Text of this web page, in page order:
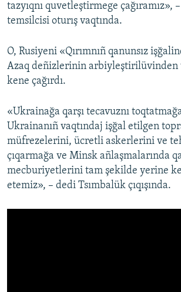
tazyıqnı quvetleştirmege çağıramız»,
temsilcisi oturış vaqtında.
O, Rusiyeni «Qırımnıñ qanunsız
Azaq deñizlerinin arbiyleştirilüvinden
kene çağırdı.
«Ukrainağa qarşı tecavuznı
Ukrainanıñ vaqtındaj işğal etilgen
müfrezelerini, ücretli askerlerini ve
çıqarmağa ve Minsk añlaşmalarında
mecburiyetlerini tam şekilde yerine
etemiz», – dedi Tsımbalük çıqışında.